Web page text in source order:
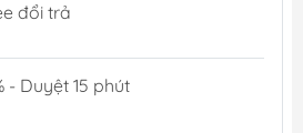
đổi trả
- Duyệt 15 phút